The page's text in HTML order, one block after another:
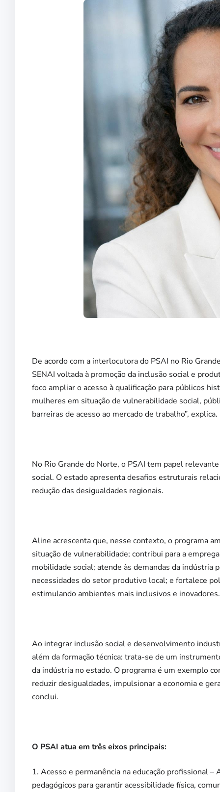
De acordo com a interlocutora do PSAI no Rio
SENAI voltada à promoção da inclusão social e
foco ampliar o acesso à qualificação para públicos
mulheres em situação de vulnerabilidade social,
barreiras de acesso ao mercado de trabalho”, explica.
No Rio Grande do Norte, o PSAI tem papel
social. O estado apresenta desafios estruturais
redução das desigualdades regionais.
Aline acrescenta que, nesse contexto, o programa
situação de vulnerabilidade; contribui para a
mobilidade social; atende às demandas da indústria
necessidades do setor produtivo local; e fortalece
estimulando ambientes mais inclusivos e inovadores.
Ao integrar inclusão social e desenvolvimento
além da formação técnica: trata-se de um
da indústria no estado. O programa é um exemplo
reduzir desigualdades, impulsionar a economia e
conclui.
O PSAI atua em três eixos principais:
1. Acesso e permanência na educação profissional
pedagógicos para garantir acessibilidade física,